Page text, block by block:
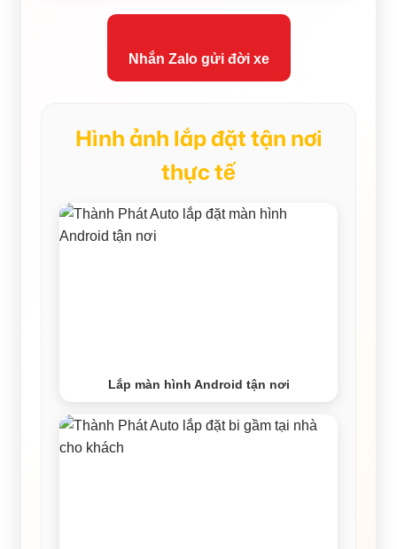
Nhắn Zalo gửi đời xe
Hình ảnh lắp đặt tận nơi
thực tế
Lắp màn hình Android tận nơi